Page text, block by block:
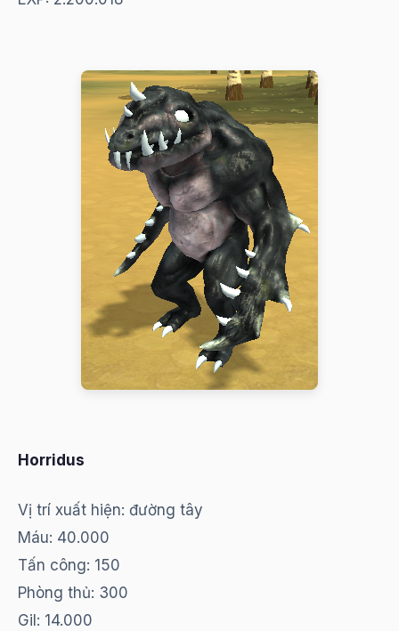
Horridus
Vị trí xuất hiện: đường tây
Máu: 40.000
Tấn công: 150
Phòng thủ: 300
Gil: 14.000